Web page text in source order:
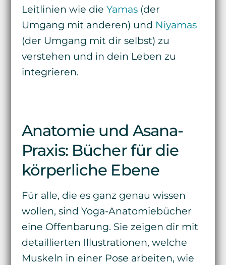
Leitlinien wie die Yamas(der
Umgang mit anderen) und Niyamas
(der Umgang mit dir selbst) zu
verstehen und in dein Leben zu
integrieren.
Anatomie und Asana-
Praxis: Bücher für die
körperliche Ebene
Für alle, die es ganz genau wissen
wollen, sind Yoga-Anatomiebücher
eine Offenbarung. Sie zeigen dir mit
detaillierten Illustrationen, welche
Muskeln in einer Pose arbeiten, wie